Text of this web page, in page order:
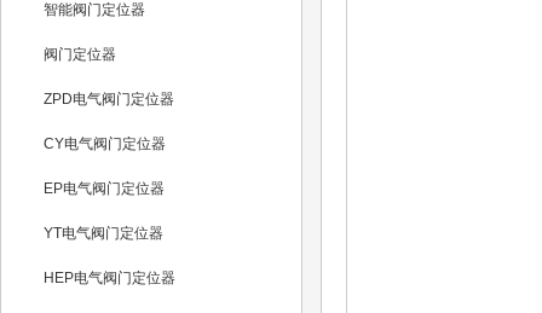
智能阀门定位器
阀门定位器
ZPD电气阀门定位器
CY电气阀门定位器
EP电气阀门定位器
YT电气阀门定位器
HEP电气阀门定位器